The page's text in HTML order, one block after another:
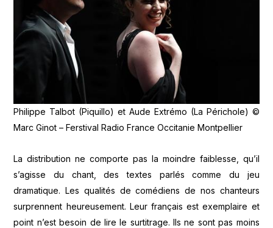
Philippe Talbot (Piquillo) et Aude Extrémo (La Périchole) ©
Marc Ginot – Ferstival Radio France Occitanie Montpellier
La distribution ne comporte pas la moindre faiblesse, qu’il
s’agisse du chant, des textes parlés comme du jeu
dramatique. Les qualités de comédiens de nos chanteurs
surprennent heureusement. Leur français est exemplaire et
point n’est besoin de lire le surtitrage. Ils ne sont pas moins